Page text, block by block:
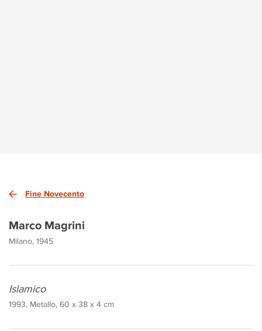
Fine Novecento
Marco Magrini
Milano, 1945
Islamico
1993, Metallo, 60 x 38 x 4 cm